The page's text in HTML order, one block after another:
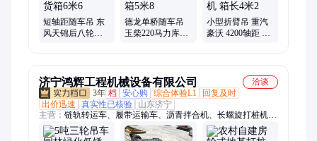
短轴距随车吊 东
风天锦后八轮可
德龙单桥随车吊
玉柴220马力库存
小型折臂吊 重汽
豪沃 4200轴距 徐
济宁鸿辉工程机械设备有限公司
洽谈
3年 档 安心购 综合体验L1
回复及时
出价迅速
真实性已核验
山东济宁
主营： 链轨转运车、履带运输车、沥青拌合机、长螺旋打桩机、
光伏打桩机、沥青搅拌机、公路护栏打桩机、履带搅拌罐车、履